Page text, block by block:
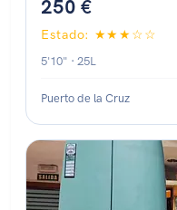
250 €
Estado: ★★★☆☆
5'10" · 25L
Puerto de la Cruz
Estado: ★★★★☆